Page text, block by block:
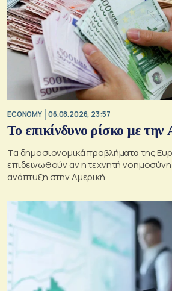
ECONOMY 06.08.2026, 23:57
Το επικίνδυνο ρίσκο με την
Τα δημοσιονομικά προβλήματα της
επιδεινωθούν αν η τεχνητή
ανάπτυξη στην Αμερική